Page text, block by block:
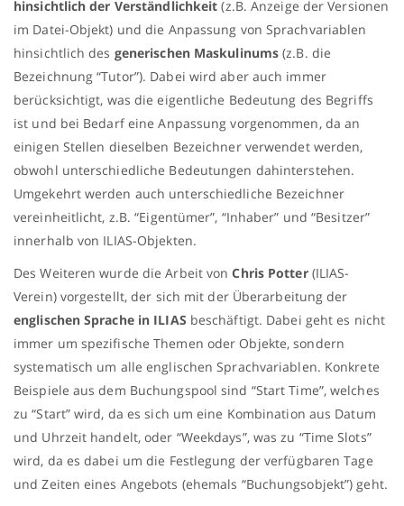
hinsichtlich der Verständlichkeit (z.B. Anzeige der Versionen
im Datei-Objekt) und die Anpassung von Sprachvariablen
hinsichtlich des generischen Maskulinums (z.B. die
Bezeichnung “Tutor”). Dabei wird aber auch immer
berücksichtigt, was die eigentliche Bedeutung des Begriffs
ist und bei Bedarf eine Anpassung vorgenommen, da an
einigen Stellen dieselben Bezeichner verwendet werden,
obwohl unterschiedliche Bedeutungen dahinterstehen.
Umgekehrt werden auch unterschiedliche Bezeichner
vereinheitlicht, z.B. “Eigentümer”, “Inhaber” und “Besitzer”
innerhalb von ILIAS-Objekten.
Des Weiteren wurde die Arbeit vonChris Potter(ILIAS-
Verein) vorgestellt, der sich mit der Überarbeitung der
englischen Sprache in ILIAS beschäftigt. Dabei geht es nicht
immer um spezifische Themen oder Objekte, sondern
systematisch um alle englischen Sprachvariablen. Konkrete
Beispiele aus dem Buchungspool sind “Start Time”, welches
zu “Start” wird, da es sich um eine Kombination aus Datum
und Uhrzeit handelt, oder “Weekdays”, was zu “Time Slots”
wird, da es dabei um die Festlegung der verfügbaren Tage
und Zeiten eines Angebots (ehemals “Buchungsobjekt”) geht.